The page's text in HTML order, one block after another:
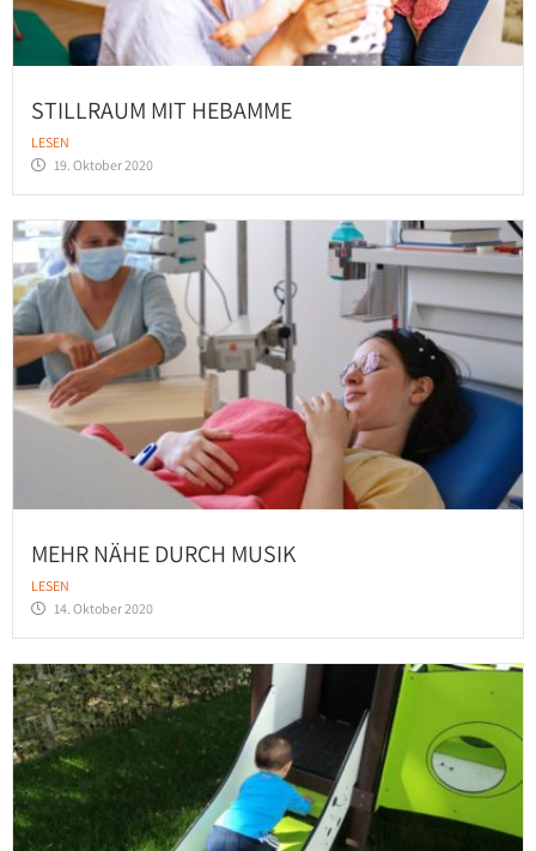
STILLRAUM MIT HEBAMME
LESEN
19. Oktober 2020
MEHR NÄHE DURCH MUSIK
LESEN
14. Oktober 2020